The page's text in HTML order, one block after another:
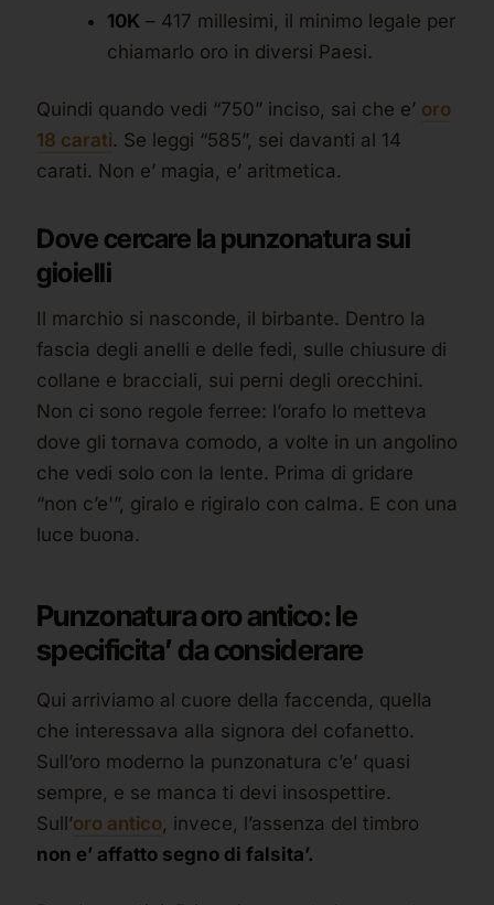
10K – 417 millesimi, il minimo legale per
chiamarlo oro in diversi Paesi.
Quindi quando vedi “750” inciso, sai che e’ oro
18 carati. Se leggi “585”, sei davanti al 14
carati. Non e’ magia, e’ aritmetica.
Dove cercare la punzonatura sui
gioielli
Il marchio si nasconde, il birbante. Dentro la
fascia degli anelli e delle fedi, sulle chiusure di
collane e bracciali, sui perni degli orecchini.
Non ci sono regole ferree: l’orafo lo metteva
dove gli tornava comodo, a volte in un angolino
che vedi solo con la lente. Prima di gridare
“non c’e'”, giralo e rigiralo con calma. E con una
luce buona.
Punzonatura oro antico: le
specificita’ da considerare
Qui arriviamo al cuore della faccenda, quella
che interessava alla signora del cofanetto.
Sull’oro moderno la punzonatura c’e’ quasi
sempre, e se manca ti devi insospettire.
Sull’oro antico, invece, l’assenza del timbro
non e’ affatto segno di falsita’.